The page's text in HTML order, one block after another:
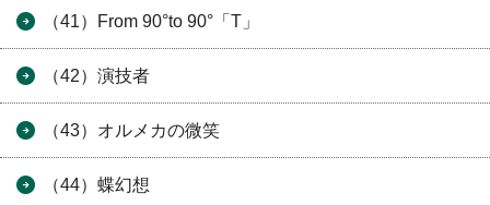
（41）From 90°to 90°「T」
（42）演技者
（43）オルメカの微笑
（44）蝶幻想